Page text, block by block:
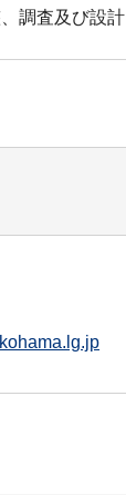
調査及び設計